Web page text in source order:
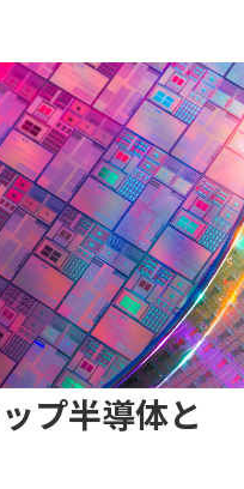
プ半導体と